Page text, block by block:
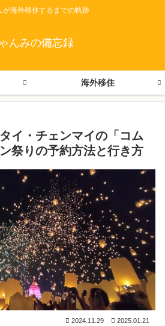
が海外移住するまでの軌跡
んみの備忘録
海外移住
イ・チェンマイの「コム
祭りの予約方法と行き方
2024.11.29 2025.01.21